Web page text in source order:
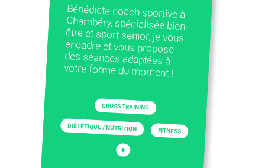
Bénédicte coach sportive à
Chambéry, spécialisée bien-
être et sport senior, je vous
encadre et vous propose
des séances adaptées à
votre forme du moment !
CROSS TRAINING
DIÉTÉTIQUE / NUTRITION FITNESS
+